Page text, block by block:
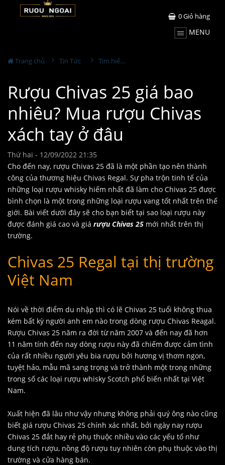
0Giỏ hàng
MENU
Trang chủ Tin Tức Tìm hiểu về rượu
Rượu Chivas 25 giá bao
nhiêu? Mua rượu Chivas
xách tay ở đâu
Thứ hai - 12/09/2022 21:35
Cho đến nay, rượu Chivas 25 đã là một phần tạo nên thành
công của thương hiệu Chivas Regal. Sự pha trộn tinh tế của
những loại rượu whisky hiếm nhất đã làm cho Chivas 25 được
bình chọn là một trong những loại rượu vang tốt nhất trên thế
giới. Bài viết dưới đây sẽ cho bạn biết tại sao loại rượu này
được đánh giá cao và giá rượu Chivas 25 mới nhất trên thị
trường.
Chivas 25 Regal tại thị trường
Việt Nam
Nói về thời điểm du nhập thì có lẽ Chivas 25 tuổi không thua
kém bất kỳ người anh em nào trong dòng rượu Chivas Reagal.
Rượu Chivas 25 năm ra đời từ năm 2007 và đến nay đã hơn
11 năm tính đến nay dòng rượu này đã chiếm được cảm tình
của rất nhiều người yêu bia rượu bởi hương vị thơm ngon,
tuyệt hảo, mẫu mã sang trọng và trở thành một trong những
trong số các loại rượu whisky Scotch phổ biến nhất tại Việt
Nam.
Xuất hiện đã lâu như vậy nhưng không phải quý ông nào cũng
biết giá rượu Chivas 25 chính xác nhất, bởi ngày nay rượu
Chivas 25 đắt hay rẻ phụ thuộc nhiều vào các yếu tố như
dung tích rượu, nồng độ rượu tuy nhiên còn phụ thuộc vào thị
trường và cửa hàng bán.